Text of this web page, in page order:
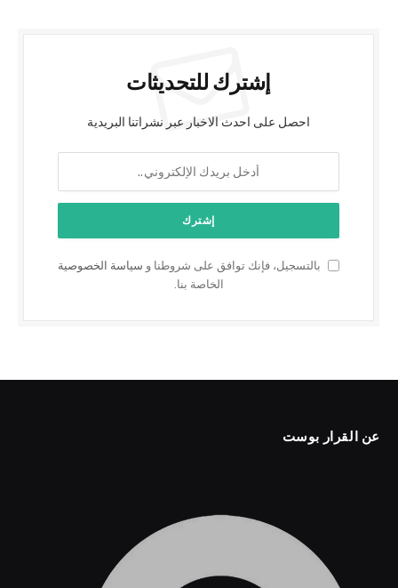
إشترك للتحديثات
احصل على احدث الاخبار عبر نشراتنا البريدية
بالتسجيل، فإنك توافق على شروطنا و سياسة الخصوصية
الخاصة بنا.
عن القرار بوست